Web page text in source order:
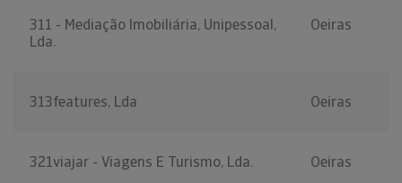
311 - Mediação Imobiliária, Unipessoal,
Lda.
Oeiras
313features, Lda Oeiras
321viajar - Viagens E Turismo, Lda. Oeiras